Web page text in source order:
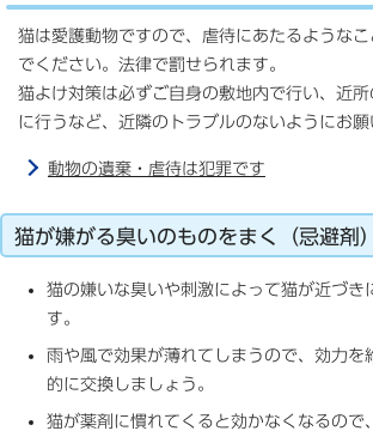
猫は愛護動物ですので、虐待にあたるような
でください。法律で罰せられます。
猫よけ対策は必ずご自身の敷地内で行い、近
に行うなど、近隣のトラブルのないようにお願
動物の遺棄・虐待は犯罪です
猫が嫌がる臭いのものをまく（忌避剤）
猫の嫌いな臭いや刺激によって猫が近づき
す。
雨や風で効果が薄れてしまうので、効力を
的に交換しましょう。
猫が薬剤に慣れてくると効かなくなるので